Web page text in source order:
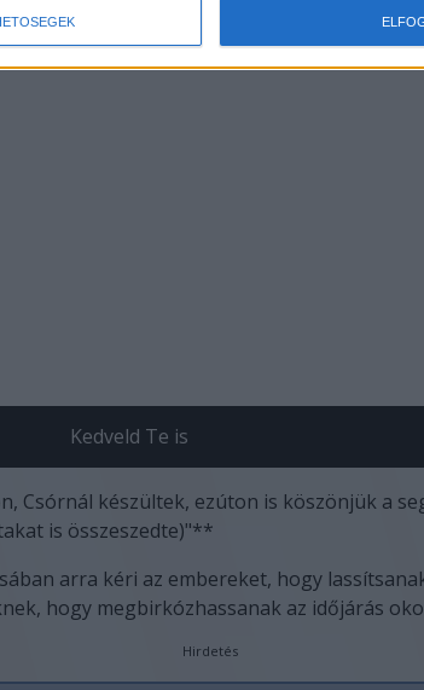
Kedveld Te is
Csórnál készültek, ezúton is köszönjük a
is összeszedte)"**
arra kéri az embereket, hogy
hogy megbirkózhassanak az időjárás
Hirdetés